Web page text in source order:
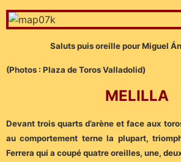
Saluts puis oreille pour Miguel
(Photos : Plaza de Toros Valladolid)
MELILLA
Devant trois quarts d’arène et face aux
au comportement terne la plupart,
Ferrera qui a coupé quatre oreilles, une,